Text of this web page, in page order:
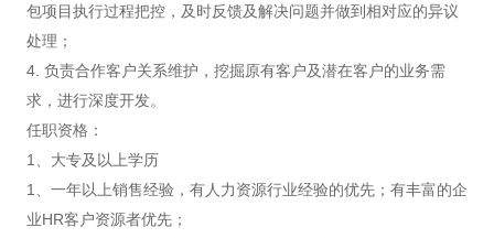
包项目执行过程把控，及时反馈及解决问题并做到相对应的异议
处理；
4. 负责合作客户关系维护，挖掘原有客户及潜在客户的业务需
求，进行深度开发。
任职资格：
1、大专及以上学历
1、一年以上销售经验，有人力资源行业经验的优先；有丰富的企
业HR客户资源者优先；